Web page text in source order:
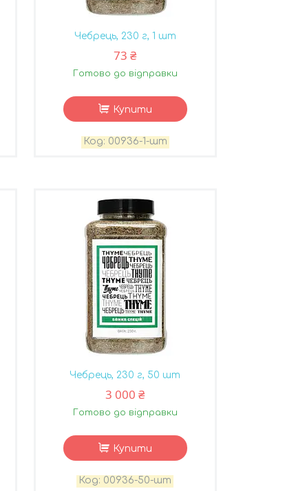
Чебрець, 230 г, 1 шт
73 ₴
Готово до відправки
Купити
00936-1-шт
Чебрець, 230 г, 50 шт
3 000 ₴
Готово до відправки
Купити
00936-50-шт